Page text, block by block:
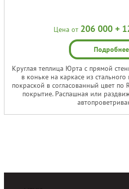
Цена от 206 000 +
Подробнее
Круглая теплица Юрта с прямой
в коньке на каркасе из
покраской в согласованный цвет по
покрытие. Распашная или